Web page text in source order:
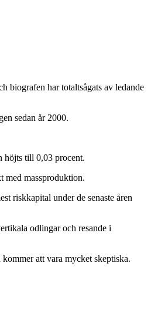
biografen har totaltsågats av ledande
sedan år 2000.
höjts till 0,03 procent.
med massproduktion.
riskkapital under de senaste åren
odlingar och resande i
att vara mycket skeptiska.